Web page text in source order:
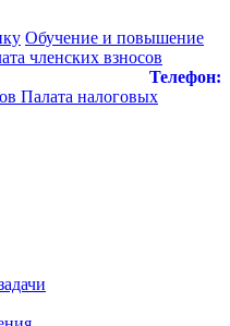
Обучение и повышение
членских взносов
Телефон:
Палата налоговых